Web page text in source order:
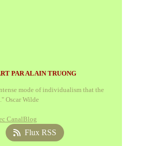
PAR ALAIN TRUONG
mode of individualism that the
Oscar Wilde
CanalBlog
Flux RSS